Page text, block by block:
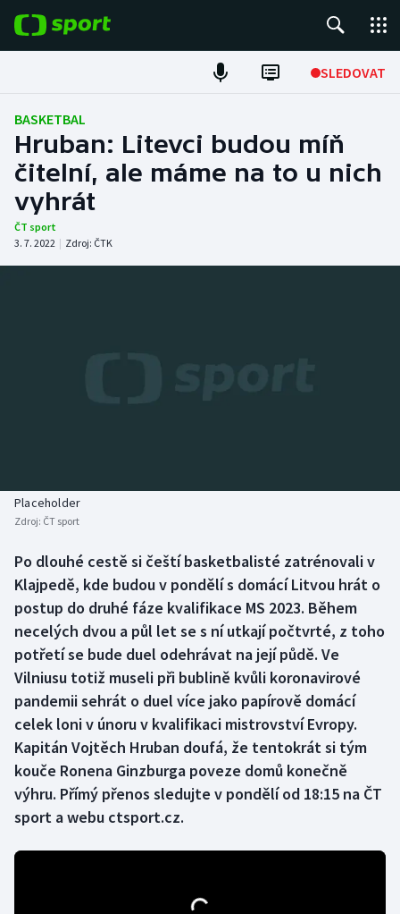
SLEDOVAT
Fotbal
Hokej
Tenis
Atletika
Biatlon
Box
Curling
Dostihy
Florbal
Futsal
Golf
Aplikace ČT sport
BASKETBAL
Hruban: Litevci budou míň
čitelní, ale máme na to u nich
vyhrát
ČT sport
3. 7. 2022 | Zdroj: ČTK
Placeholder
Zdroj: ČT sport
Po dlouhé cestě si čeští basketbalisté zatrénovali v
Klajpedě, kde budou v pondělí s domácí Litvou hrát o
postup do druhé fáze kvalifikace MS 2023. Během
necelých dvou a půl let se s ní utkají počtvrté, z toho
potřetí se bude duel odehrávat na její půdě. Ve
Vilniusu totiž museli při bublině kvůli koronavirové
pandemii sehrát o duel více jako papírově domácí
celek loni v únoru v kvalifikaci mistrovství Evropy.
Kapitán Vojtěch Hruban doufá, že tentokrát si tým
kouče Ronena Ginzburga poveze domů konečně
výhru. Přímý přenos sledujte v pondělí od 18:15 na ČT
sport a webu ctsport.cz.